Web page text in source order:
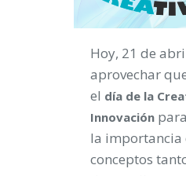
Hoy, 21 de
aprovechar
el día de la
Innovación
la importancia
conceptos